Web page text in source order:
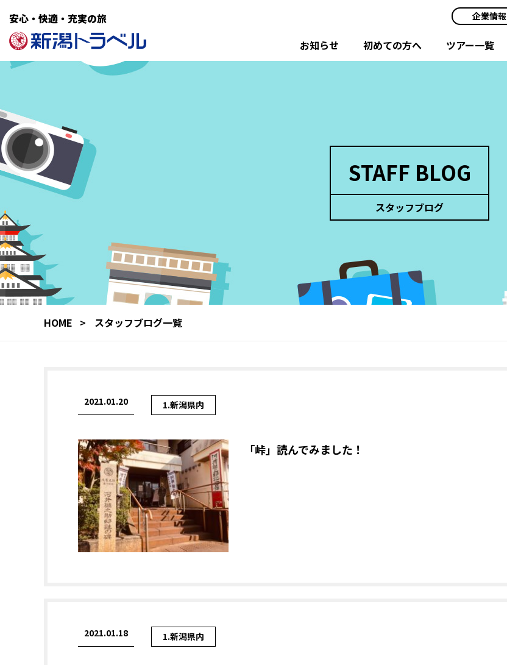
安心・快適・充実の旅 企業情報
お知らせ 初めての方へ ツアー一覧
STAFF BLOG
スタッフブログ
HOME スタッフブログ一覧
2021.01.20 1.新潟県内
「峠」読んでみました！
2021.01.18 1.新潟県内